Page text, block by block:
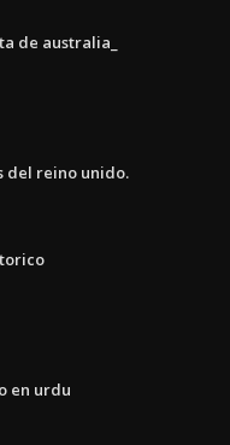
de australia_
del reino unido.
en urdu